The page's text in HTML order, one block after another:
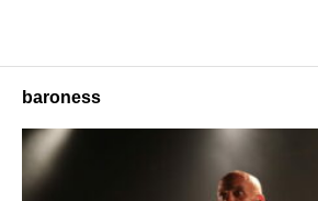
baroness